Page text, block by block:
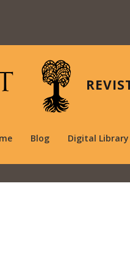
Blog Digital Library